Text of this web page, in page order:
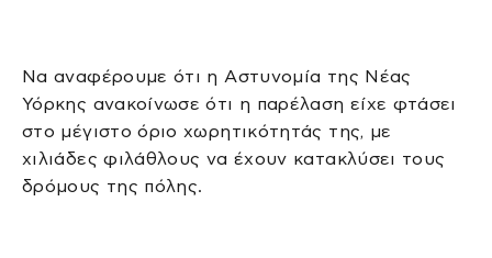
Να αναφέρουμε ότι η Αστυνομία της Νέας
Υόρκης ανακοίνωσε ότι η παρέλαση είχε φτάσει
στο μέγιστο όριο χωρητικότητάς της, με
χιλιάδες φιλάθλους να έχουν κατακλύσει τους
δρόμους της πόλης.